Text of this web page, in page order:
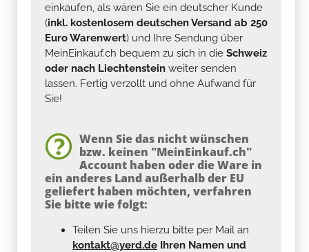
einkaufen, als wären Sie ein deutscher Kunde
(inkl. kostenlosem deutschen Versand ab 250
Euro Warenwert) und Ihre Sendung über
MeinEinkauf.ch bequem zu sich in die Schweiz
oder nach Liechtenstein weiter senden
lassen. Fertig verzollt und ohne Aufwand für
Sie!
Wenn Sie das nicht wünschen
bzw. keinen "MeinEinkauf.ch"
Account haben oder die Ware in
ein anderes Land außerhalb der EU
geliefert haben möchten, verfahren
Sie bitte wie folgt:
Teilen Sie uns hierzu bitte per Mail an
kontakt@yerd.de Ihren Namen und